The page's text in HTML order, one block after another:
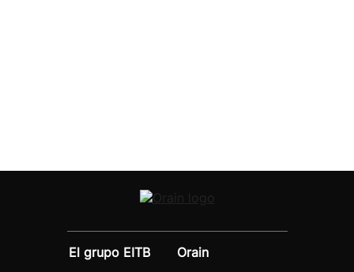
El grupo EITB
Orain